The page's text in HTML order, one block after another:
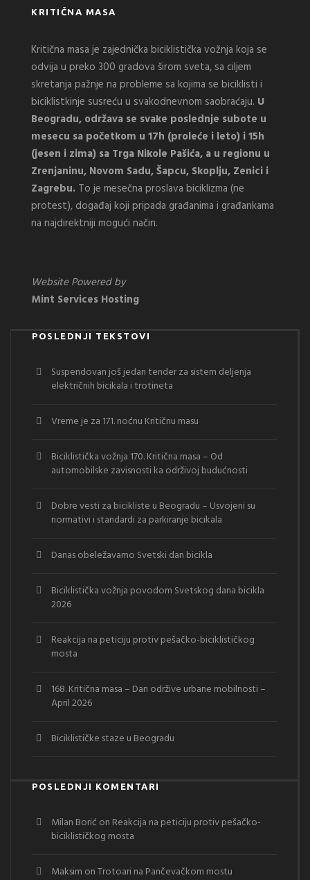
KRITIČNA MASA
Kritična masa je zajednička biciklistička vožnja koja se
odvija u preko 300 gradova širom sveta, sa ciljem
skretanja pažnje na probleme sa kojima se biciklisti i
biciklistkinje susreću u svakodnevnom saobraćaju. U
Beogradu, održava se svake poslednje subote u
mesecu sa početkom u 17h (proleće i leto) i 15h
(jesen i zima) sa Trga Nikole Pašića, a u regionu u
Zrenjaninu, Novom Sadu, Šapcu, Skoplju, Zenici i
Zagrebu. To je mesečna proslava biciklizma (ne
protest), događaj koji pripada građanima i građankama
na najdirektniji mogući način.
Website Powered by
Mint Services Hosting
POSLEDNJI TEKSTOVI
Suspendovan još jedan tender za sistem deljenja
električnih bicikala i trotineta
Vreme je za 171. noćnu Kritičnu masu
Biciklistička vožnja 170. Kritična masa – Od
automobilske zavisnosti ka održivoj budućnosti
Dobre vesti za bicikliste u Beogradu – Usvojeni su
normativi i standardi za parkiranje bicikala
Danas obeležavamo Svetski dan bicikla
Biciklistička vožnja povodom Svetskog dana bicikla
2026
Reakcija na peticiju protiv pešačko-biciklističkog
mosta
168. Kritična masa – Dan održive urbane mobilnosti –
April 2026
Biciklističke staze u Beogradu
POSLEDNJI KOMENTARI
Milan Borić on Reakcija na peticiju protiv pešačko-
biciklističkog mosta
Maksim onTrotoari na Pančevačkom mostu